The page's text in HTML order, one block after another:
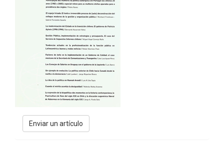
Enviar
unEnviar un artículo